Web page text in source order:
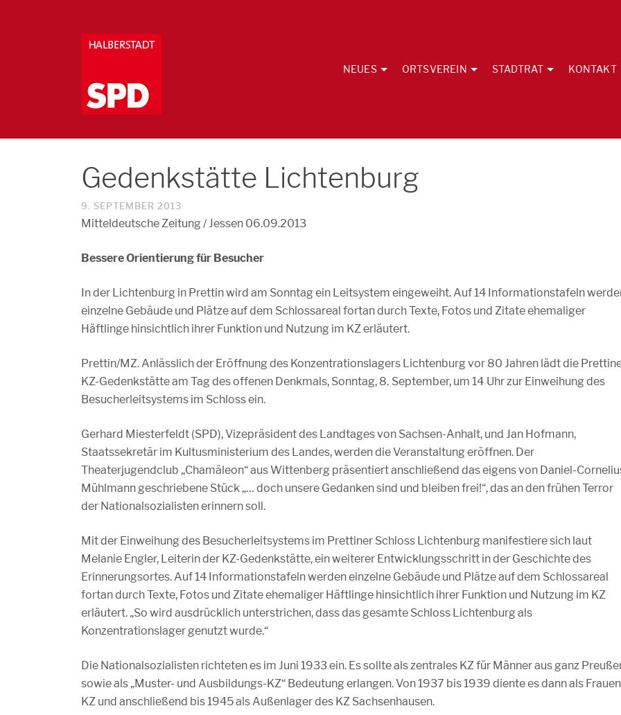
NEUES ORTSVEREIN STADTRAT KONTAKT
Gedenkstätte Lichtenburg
9. SEPTEMBER 2013
Mitteldeutsche Zeitung / Jessen 06.09.2013
Bessere Orientierung für Besucher
In der Lichtenburg in Prettin wird am Sonntag ein Leitsystem eingeweiht. Auf 14 Informationstafeln
einzelne Gebäude und Plätze auf dem Schlossareal fortan durch Texte, Fotos und Zitate ehemaliger
Häftlinge hinsichtlich ihrer Funktion und Nutzung im KZ erläutert.
Prettin/MZ. Anlässlich der Eröffnung des Konzentrationslagers Lichtenburg vor 80 Jahren lädt die
KZ-Gedenkstätte am Tag des offenen Denkmals, Sonntag, 8. September, um 14 Uhr zur Einweihung des
Besucherleitsystems im Schloss ein.
Gerhard Miesterfeldt (SPD), Vizepräsident des Landtages von Sachsen-Anhalt, und Jan Hofmann,
Staatssekretär im Kultusministerium des Landes, werden die Veranstaltung eröffnen. Der
Theaterjugendclub „Chamäleon“ aus Wittenberg präsentiert anschließend das eigens von Daniel-
Mühlmann geschriebene Stück „… doch unsere Gedanken sind und bleiben frei!“, das an den frühen Terror
der Nationalsozialisten erinnern soll.
Mit der Einweihung des Besucherleitsystems im Prettiner Schloss Lichtenburg manifestiere sich laut
Melanie Engler, Leiterin der KZ-Gedenkstätte, ein weiterer Entwicklungsschritt in der Geschichte des
Erinnerungsortes. Auf 14 Informationstafeln werden einzelne Gebäude und Plätze auf dem Schlossareal
fortan durch Texte, Fotos und Zitate ehemaliger Häftlinge hinsichtlich ihrer Funktion und Nutzung im KZ
erläutert. „So wird ausdrücklich unterstrichen, dass das gesamte Schloss Lichtenburg als
Konzentrationslager genutzt wurde.“
Die Nationalsozialisten richteten es im Juni 1933 ein. Es sollte als zentrales KZ für Männer aus ganz
sowie als „Muster- und Ausbildungs-KZ“ Bedeutung erlangen. Von 1937 bis 1939 diente es dann als
KZ und anschließend bis 1945 als Außenlager des KZ Sachsenhausen.